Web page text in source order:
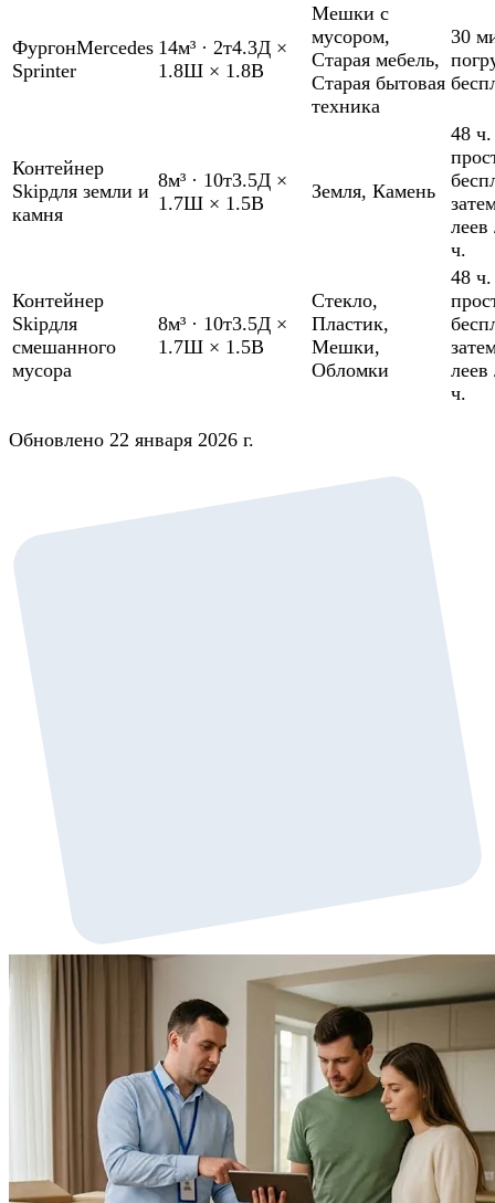
ФургонMercedes
Sprinter
14м³ · 2т4.3Д ×
1.8Ш × 1.8В
Мешки с
мусором,
Старая мебель,
Старая бытовая
техника
30
Контейнер
Skipдля земли и
камня
8м³ · 10т3.5Д ×
1.7Ш × 1.5В
Земля, Камень
48 ч.
леев
ч.
Контейнер
Skipдля
смешанного
мусора
8м³ · 10т3.5Д ×
1.7Ш × 1.5В
Стекло,
Пластик,
Мешки,
Обломки
48 ч.
леев
ч.
Обновлено 22 января 2026 г.